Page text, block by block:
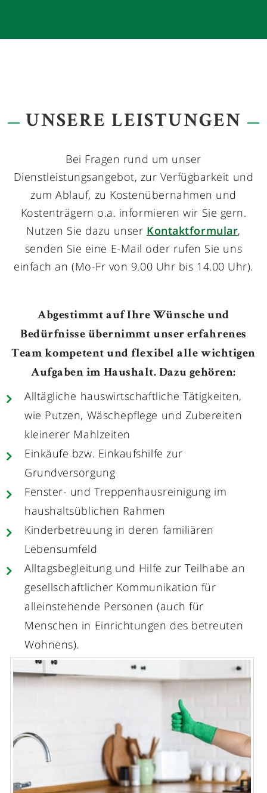
UNSERE LEISTUNGEN
Bei Fragen rund um unser
Dienstleistungsangebot, zur Verfügbarkeit und
zum Ablauf, zu Kostenübernahmen und
Kostenträgern o.a. informieren wir Sie gern.
Nutzen Sie dazu unser Kontaktformular,
senden Sie eine E-Mail oder rufen Sie uns
einfach an (Mo-Fr von 9.00 Uhr bis 14.00 Uhr).
Abgestimmt auf Ihre Wünsche und
Bedürfnisse übernimmt unser erfahrenes
Team kompetent und flexibel alle wichtigen
Aufgaben im Haushalt. Dazu gehören:
Alltägliche hauswirtschaftliche Tätigkeiten,
wie Putzen, Wäschepflege und Zubereiten
kleinerer Mahlzeiten
Einkäufe bzw. Einkaufshilfe zur
Grundversorgung
Fenster- und Treppenhausreinigung im
haushaltsüblichen Rahmen
Kinderbetreuung in deren familiären
Lebensumfeld
Alltagsbegleitung und Hilfe zur Teilhabe an
gesellschaftlicher Kommunikation für
alleinstehende Personen (auch für
Menschen in Einrichtungen des betreuten
Wohnens).